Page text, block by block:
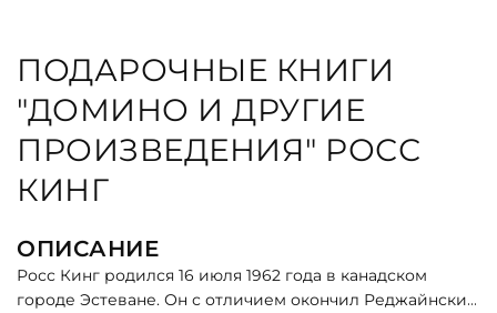
ПОДАРОЧНЫЕ КНИГИ
"ДОМИНО И ДРУГИЕ
ПРОИЗВЕДЕНИЯ" РОСС
КИНГ
ОПИСАНИЕ
Росс Кинг родился 16 июля 1962 года в канадском
городе Эстеване. Он с отличием окончил Реджайнский